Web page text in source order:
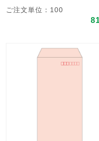
ご注文単位：100